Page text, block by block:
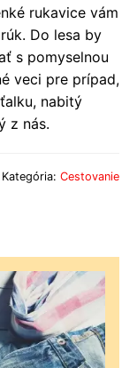
rukavice vám
Do lesa by
s pomyselnou
veci pre prípad,
nabitý
z nás.
Kategória: Cestovanie